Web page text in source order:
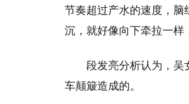
节奏超过产水的速度，脑
沉，就好像向下牵拉一样
段发亮分析认为，吴
车颠簸造成的。